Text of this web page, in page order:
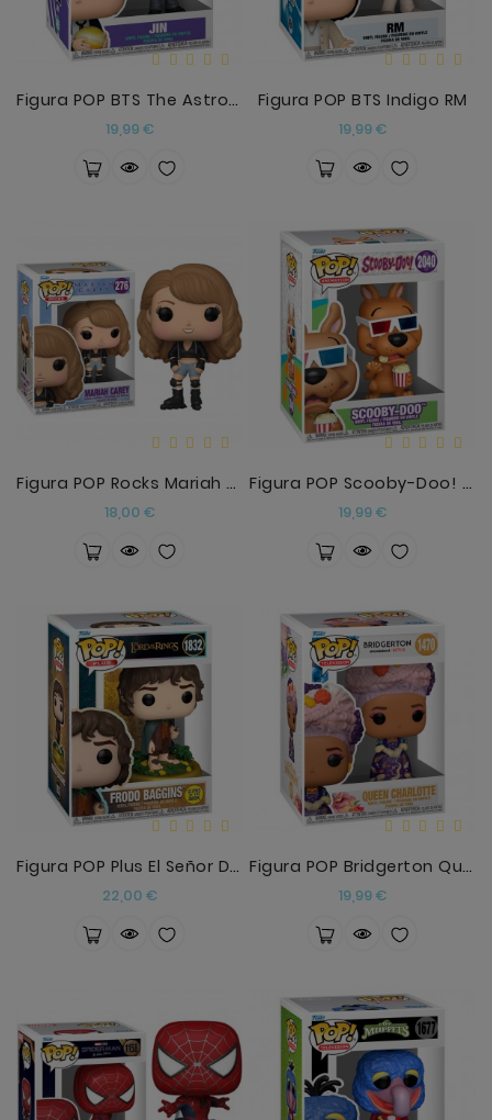
Figura POP BTS The Astronaut Jin
19,99 €Precio
Figura POP BTS Indigo RM
19,99 €Precio
Figura POP Rocks Mariah Carey
18,00 €Precio
Figura POP Scooby-Doo! Scooby-Doo
19,99 €Precio
Figura POP Plus El Señor De Los Anillos Frodo Bagg
22,00 €Precio
Figura POP Bridgerton Queen Charlotte
19,99 €Precio